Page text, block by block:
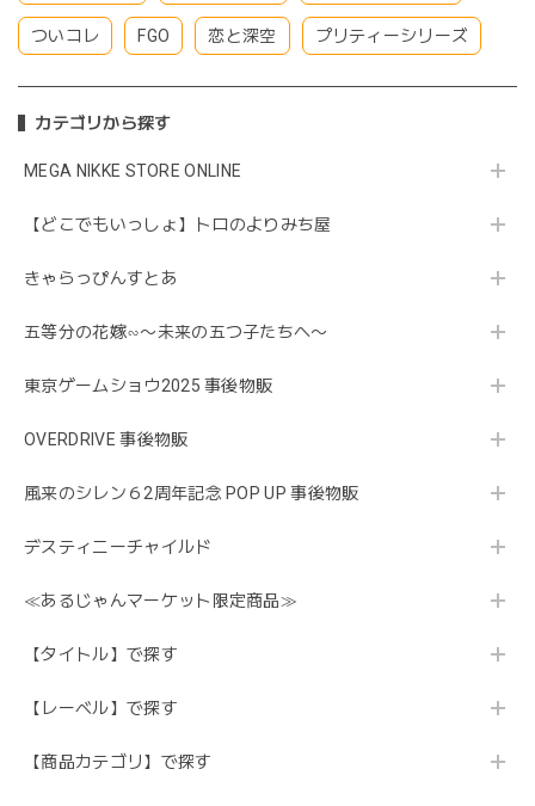
ついコレ FGO 恋と深空 プリティーシリーズ
カテゴリから探す
MEGA NIKKE STORE ONLINE
【どこでもいっしょ】トロのよりみち屋
きゃらっぴんすとあ
五等分の花嫁∽〜未来の五つ子たちへ〜
東京ゲームショウ2025 事後物販
OVERDRIVE 事後物販
風来のシレン６2周年記念 POP UP 事後物販
デスティニーチャイルド
≪あるじゃんマーケット限定商品≫
【タイトル】で探す
【レーベル】で探す
【商品カテゴリ】で探す